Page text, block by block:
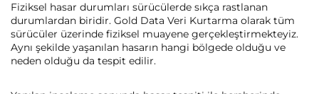
Fiziksel hasar durumları sürücülerde sıkça rastlanan
durumlardan biridir. Gold Data Veri Kurtarma olarak tüm
sürücüler üzerinde fiziksel muayene gerçekleştirmekteyiz.
Aynı şekilde yaşanılan hasarın hangi bölgede olduğu ve
neden olduğu da tespit edilir.